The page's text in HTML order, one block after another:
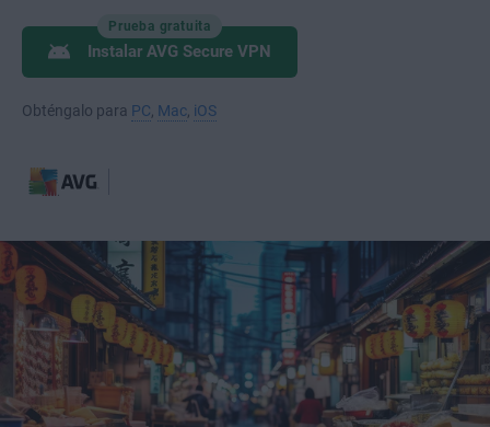
Prueba gratuita
Instalar AVG Secure VPN
Obténgalo para PC Mac iOS